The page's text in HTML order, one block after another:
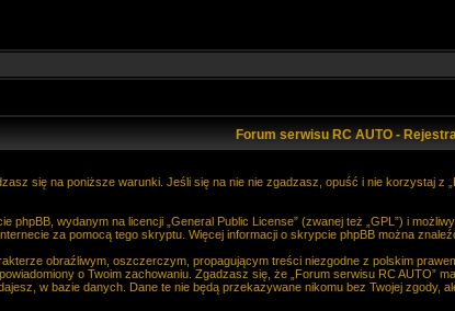
Forum serwisu RC AUTO -
się na poniższe warunki. Jeśli się na nie nie zgadzasz, opuść i nie korzystaj z
phpBB, wydanym na licencji „ General Public License” (zwanej też „GPL”) i
za pomocą tego skryptu. Więcej informacji o skrypcie phpBB można
obraźliwym, oszczerczym, propagującym treści niezgodne z polskim
o Twoim zachowaniu. Zgadzasz się, że „Forum serwisu RC
w bazie danych. Dane te nie będą przekazywane nikomu bez Twojej zgody,